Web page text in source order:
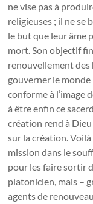
ne vise pas à
religieuses ; il ne se
le but que leur âme
mort. Son objectif
renouvellement
gouverner le monde
conforme à l’image
à être enfin ce
création rend à
sur la création.
mission dans le
pour les faire sortir
platonicien, mais –
agents de